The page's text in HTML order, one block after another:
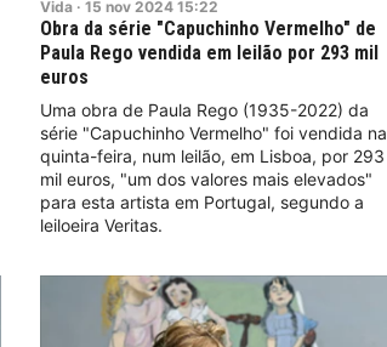
Vida · 15 nov 2024 15:22
Obra da série "Capuchinho Vermelho" de
Paula Rego vendida em leilão por 293 mil
euros
Uma obra de Paula Rego (1935-2022) da
série "Capuchinho Vermelho" foi vendida na
quinta-feira, num leilão, em Lisboa, por 293
mil euros, "um dos valores mais elevados"
para esta artista em Portugal, segundo a
leiloeira Veritas.